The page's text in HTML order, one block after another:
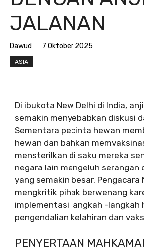
JALANAN
Dawud 7 Oktober 2025
ASIA
Di ibukota New Delhi di India,
semakin menyebabkan diskusi
Sementara pecinta hewan
hewan dan bahkan
mensterilkan di saku mereka
negara lain mengeluh serangan
yang semakin besar. Pengacara
mengkritik pihak berwenang
implementasi langkah -langkah
pengendalian kelahiran dan
PENYERTAAN